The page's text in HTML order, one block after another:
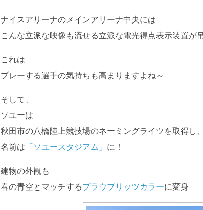
ナイスアリーナのメインアリーナ中央には
こんな立派な映像も流せる立派な電光得点表示装置が
これは
プレーする選手の気持ちも高まりますよね～
そして、
ソユーは
秋田市の八橋陸上競技場のネーミングライツを取得し、
名前は 「ソユースタジアム」 に！
建物の外観も
春の青空とマッチするブラウブリッツカラーに変身